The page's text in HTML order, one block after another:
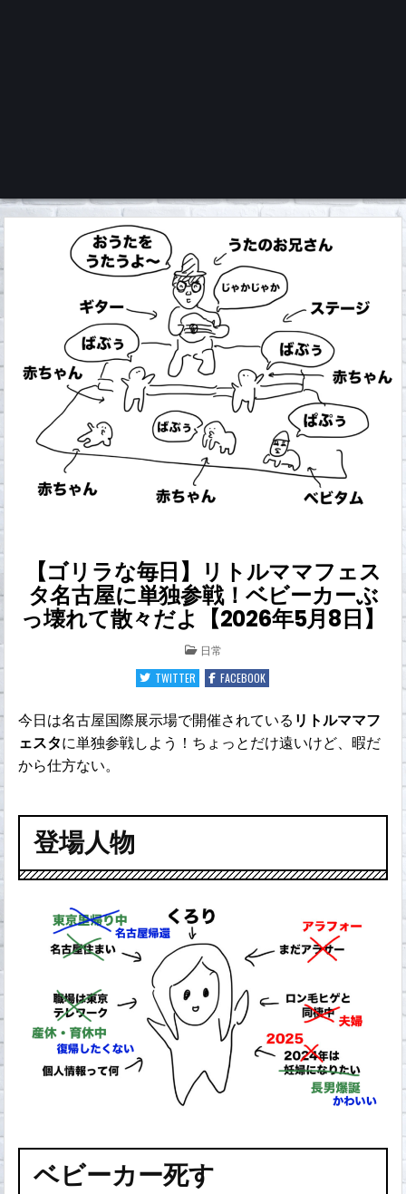
くろチャンネル
【ゴリラな毎日】リトルママフェス
タ名古屋に単独参戦！ベビーカーぶ
っ壊れて散々だよ【2026年5月8日】
POSTED
IN
日常
TWITTER
FACEBOOK
今日は名古屋国際展示場で開催されている リトルママフ
ェスタに単独参戦しよう！ちょっとだけ遠いけど、暇だ
から仕方ない。
登場人物
ベビーカー死す